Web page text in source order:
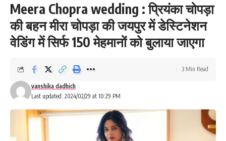
Meera Chopra wedding : प्रियंका चोपड़ा
की बहन मीरा चोपड़ा की जयपुर में डेस्टिनेशन
वेडिंग में सिर्फ 150 मेहमानों को बुलाया जाएगा
Last updated: 2024/02/29 at 10:29 PM
vanshika dadhich
3 Min Read